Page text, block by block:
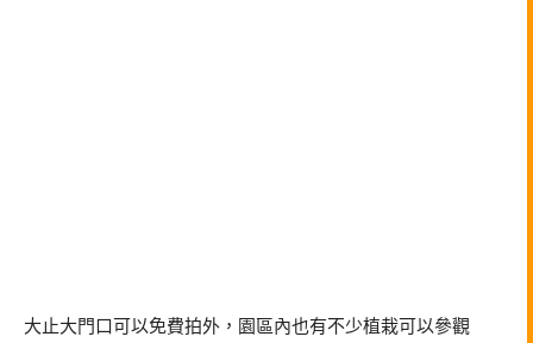
大止大門口可以免費拍外，園區內也有不少植栽可以參觀